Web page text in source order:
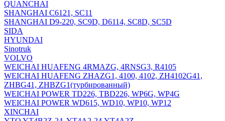
QUANCHAI
SHANGHAI C6121, SC11
SHANGHAI D9-220, SC9D, D6114, SC8D, SC5D
SIDA
HYUNDAI
Sinotruk
VOLVO
WEICHAI HUAFENG 4RMAZG, 4RNSG3, R4105
WEICHAI HUAFENG ZHAZG1, 4100, 4102, ZH4102G41,
ZHBG41, ZHBZG1(турбированный)
WEICHAI POWER TD226, TBD226, WP6G, WP4G
WEICHAI POWER WD615, WD10, WP10, WP12
XINCHAI